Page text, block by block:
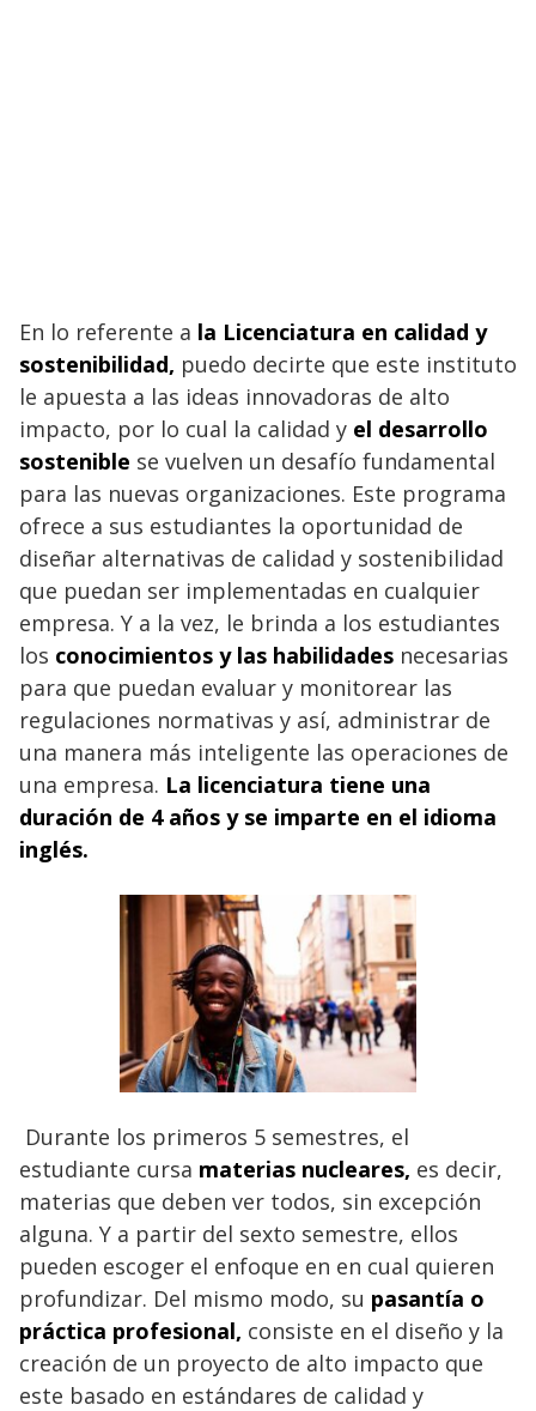
En lo referente a la Licenciatura en calidad y
sostenibilidad, puedo decirte que este instituto
le apuesta a las ideas innovadoras de alto
impacto, por lo cual la calidad y el desarrollo
sostenible se vuelven un desafío fundamental
para las nuevas organizaciones. Este programa
ofrece a sus estudiantes la oportunidad de
diseñar alternativas de calidad y sostenibilidad
que puedan ser implementadas en cualquier
empresa. Y a la vez, le brinda a los estudiantes
los conocimientos y las habilidades necesarias
para que puedan evaluar y monitorear las
regulaciones normativas y así, administrar de
una manera más inteligente las operaciones de
una empresa. La licenciatura tiene una
duración de 4 años y se imparte en el idioma
inglés.
Durante los primeros 5 semestres, el
estudiante cursa materias nucleares, es decir,
materias que deben ver todos, sin excepción
alguna. Y a partir del sexto semestre, ellos
pueden escoger el enfoque en en cual quieren
profundizar. Del mismo modo, su pasantía o
práctica profesional, consiste en el diseño y la
creación de un proyecto de alto impacto que
este basado en estándares de calidad y